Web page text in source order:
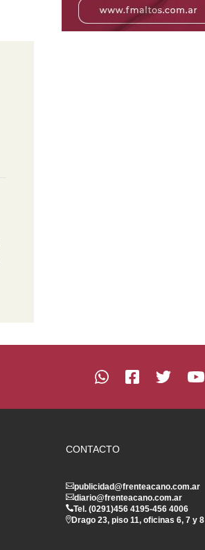
CONTACTO
publicidad@frenteacano.com.ar
diario@frenteacano.com.ar
Tel. (0291)456 4195-456 4006
Drago 23, piso 11, oficinas 6, 7 y 8